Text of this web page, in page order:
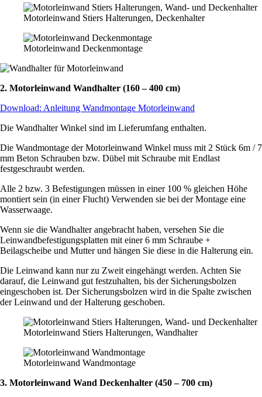
Motorleinwand Stiers Halterungen, Deckenhalter
Motorleinwand Deckenmontage
2. Motorleinwand Wandhalter (160 – 400 cm)
Download: Anleitung Wandmontage Motorleinwand
Die Wandhalter Winkel sind im Lieferumfang enthalten.
Die Wandmontage der Motorleinwand Winkel muss mit 2 Stück 6m / 7
mm Beton Schrauben bzw. Dübel mit Schraube mit Endlast
festgeschraubt werden.
Alle 2 bzw. 3 Befestigungen müssen in einer 100 % gleichen Höhe
montiert sein (in einer Flucht) Verwenden sie bei der Montage eine
Wasserwaage.
Wenn sie die Wandhalter angebracht haben, versehen Sie die
Leinwandbefestigungsplatten mit einer 6 mm Schraube +
Beilagscheibe und Mutter und hängen Sie diese in die Halterung ein.
Die Leinwand kann nur zu Zweit eingehängt werden. Achten Sie
darauf, die Leinwand gut festzuhalten, bis der Sicherungsbolzen
eingeschoben ist. Der Sicherungsbolzen wird in die Spalte zwischen
der Leinwand und der Halterung geschoben.
Motorleinwand Stiers Halterungen, Wandhalter
Motorleinwand Wandmontage
3. Motorleinwand Wand Deckenhalter (450 – 700 cm)